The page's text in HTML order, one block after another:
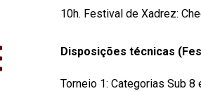
10h. Festival de Xadrez:
Disposições técnicas
Torneio 1: Categorias Sub 8